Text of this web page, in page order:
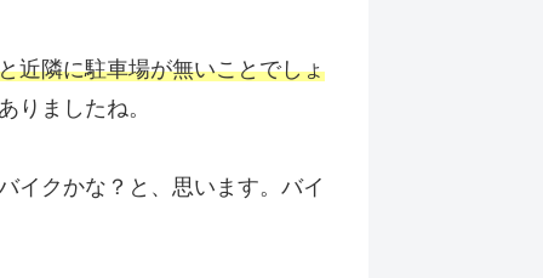
近隣に駐車場が無いことでしょ
りましたね。
イクかな？と、思います。バイ